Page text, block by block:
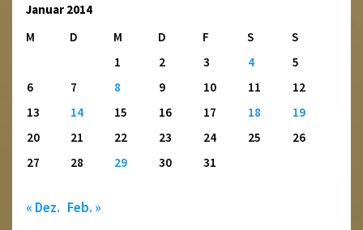
Januar 2014
M
D M D F S
S
1
2 3 4
5
6
7 8 9 10 11
12
13
14 15 16 17 18
19
20
21 22 23 24 25
26
27
28 29 30 31
« Dez. Feb. »